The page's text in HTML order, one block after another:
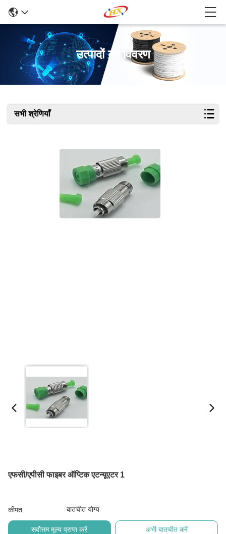
उत्पादों का विवरण
सभी श्रेणियाँ
एफसी/एपीसी फाइबर ऑप्टिक एटन्यूएटर 1
कीमत: बातचीत योग्य
सर्वोत्तम मूल्य प्राप्त करें अभी बातचीत करें